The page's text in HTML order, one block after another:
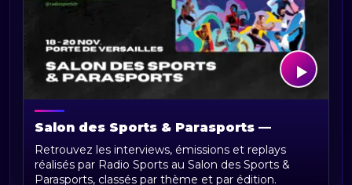
Salon des Sports & Parasports —
interviews et replays
Retrouvez les interviews, émissions et replays
réalisés par Radio Sports au Salon des Sports &
Parasports, classés par thème et par édition.